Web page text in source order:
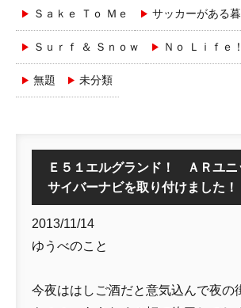
Ｓａｋｅ Ｔｏ Ｍｅ サッカーがある
Ｓｕｒｆ ＆ Ｓｎｏｗ Ｎｏ Ｌｉｆｅ
無題 未分類
Ｅ５１エルグランド！ ＡＲユニ
サイバーナビを取り付けました！
2013/11/14
ゆうべのこと
今夜ははしご酒だと意気込んで夜の